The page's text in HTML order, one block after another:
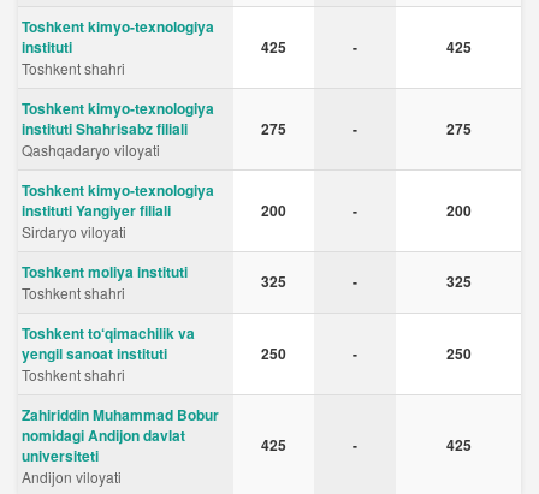
Toshkent kimyo-texnologiya
instituti
Toshkent shahri
425 - 425
Toshkent kimyo-texnologiya
instituti Shahrisabz filiali
Qashqadaryo viloyati
275 - 275
Toshkent kimyo-texnologiya
instituti Yangiyer filiali
Sirdaryo viloyati
200 - 200
Toshkent moliya instituti
Toshkent shahri
325 - 325
Toshkent to‘qimachilik va
yengil sanoat instituti
Toshkent shahri
250 - 250
Zahiriddin Muhammad Bobur
nomidagi Andijon davlat
universiteti
Andijon viloyati
425 - 425